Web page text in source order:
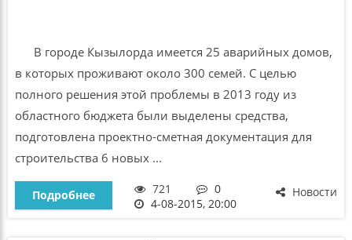
В городе Кызылорда имеется 25 аварийных домов,
в которых проживают около 300 семей. С целью
полного решения этой проблемы в 2013 году из
областного бюджета были выделены средства,
подготовлена проектно-сметная документация для
строительства 6 новых ...
Новости
Подробнее 721
0
4-08-2015, 20:00